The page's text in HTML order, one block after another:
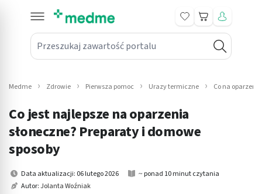
Przeszukaj zawartość portalu
Koszyk
submenu: Leki na receptę
submenu: Mama i dziecko
submenu: Kosmetyki
submenu: Higiena
Medme Zdrowie Pierwsza pomoc Urazy termiczne Co na
Co jest najlepsze na oparzenia
słoneczne? Preparaty i domowe
sposoby
Data aktualizacji: 06 lutego 2026
~ ponad 10 minut czytania
Autor:Jolanta Woźniak